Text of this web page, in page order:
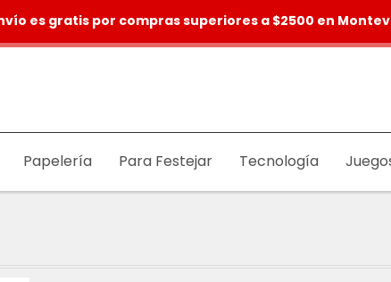
es gratis por compras superiores a $2500 en
Papelería Para Festejar Tecnología